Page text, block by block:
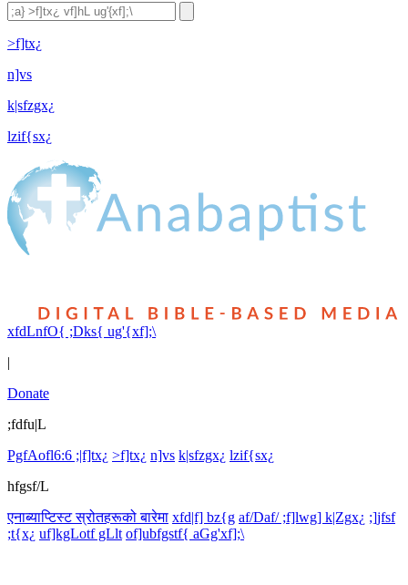
>f]tx¿
n]vs
k|sfzgx¿
lzif{sx¿
xfdLnfO{ ;Dks{ ug'{xf];\
|
Donate
;fdfu|L
PgfAofl6:6 ;|f]tx¿ >f]tx¿ n]vs k|sfzgx¿ lzif{sx¿
hfgsf/L
एनाब्याप्टिस्ट स्रोतहरूको बारेमा xfd|f] bz{g af/Daf/ ;f]lwg] k|Zgx¿ ;]jfsf
;t{x¿ uf]kgLotf gLlt of]ubfgstf{ aGg'xf];\